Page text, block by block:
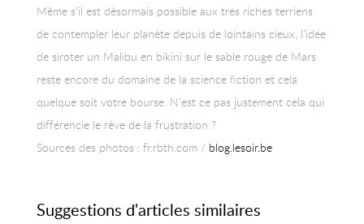
Même s’il est désormais possible aux très riches terriens
de contempler leur planète depuis de lointains cieux, l’idée
de siroter un Malibu en bikini sur le sable rouge de Mars
reste encore du domaine de la science fiction et cela
quelque soit votre bourse. N’est ce pas justement cela qui
différencie le rêve de la frustration ?
Sources des photos : fr.rbth.com / blog.lesoir.be
Suggestions d'articles similaires